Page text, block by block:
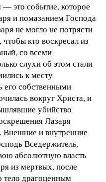
это событие, которое
и помазанием Господа
не могло не потрясти
кто воскресал из
со всеми
слухи об этом стали
к месту
его собственными
вокруг Христа, и
убийство
Лазаря
и внутренние
Вседержитель,
абсолютную власть
из мертвых, после
тело драгоценным